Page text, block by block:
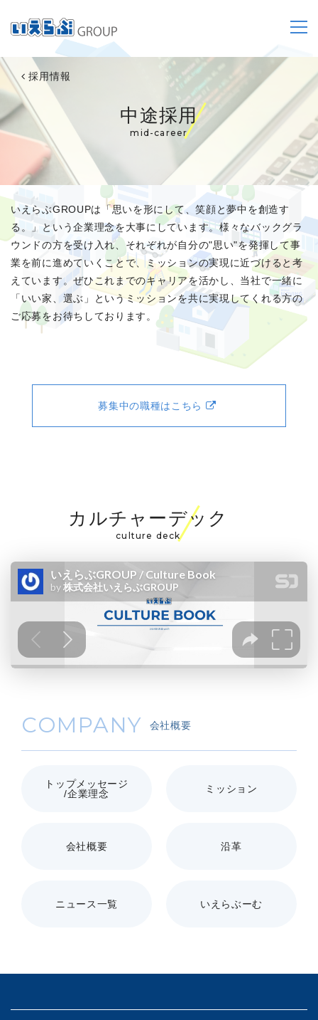
採用情報
中途採用
mid-career
いえらぶGROUPは「思いを形にして、笑顔と夢中を創造す
る。」という企業理念を大事にしています。様々なバックグラ
ウンドの方を受け入れ、それぞれが自分の"思い"を発揮して事
業を前に進めていくことで、ミッションの実現に近づけると考
えています。ぜひこれまでのキャリアを活かし、当社で一緒に
「いい家、選ぶ」というミッションを共に実現してくれる方の
ご応募をお待ちしております。
募集中の職種はこちら
カルチャーデック
culture deck
COMPANY 会社概要
トップメッセージ
/企業理念
ミッション
会社概要 沿革
ニュース一覧 いえらぶーむ